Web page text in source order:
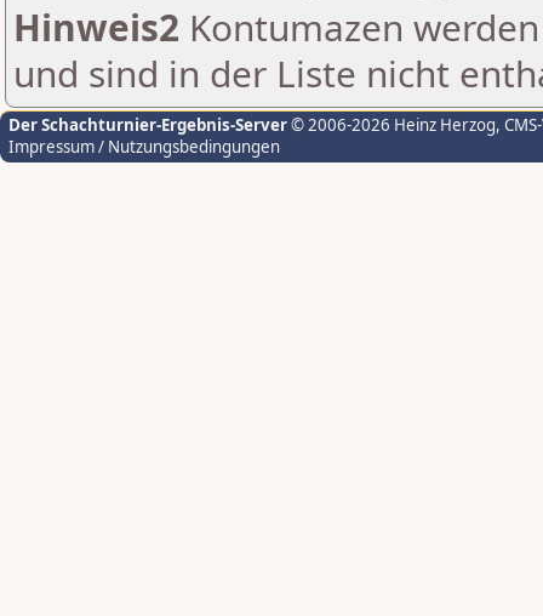
Hinweis2 Kontumazen
und sind in der Liste nicht
Der Schachturnier-Ergebnis-Server© 2006-2026 Heinz Herzog,
Impressum / Nutzungsbedingungen